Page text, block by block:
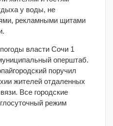
у воды, не
рекламными щитами
власти Сочи 1
оперштаб.
поручил
жителей отдаленных
Все городские
режим